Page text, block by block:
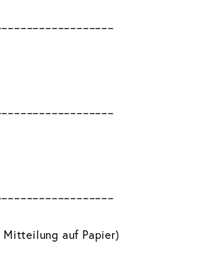
auf Papier)